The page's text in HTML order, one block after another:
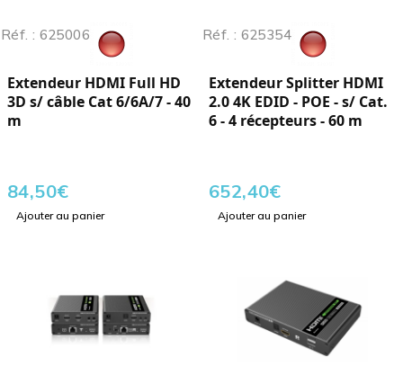
Réf. : 625006
Extendeur HDMI Full HD
3D s/ câble Cat 6/6A/7 - 40
m
84,50€
Ajouter au panier
Réf. : 625354
Extendeur Splitter HDMI
2.0 4K EDID - POE - s/ Cat.
6 - 4 récepteurs - 60 m
652,40€
Ajouter au panier